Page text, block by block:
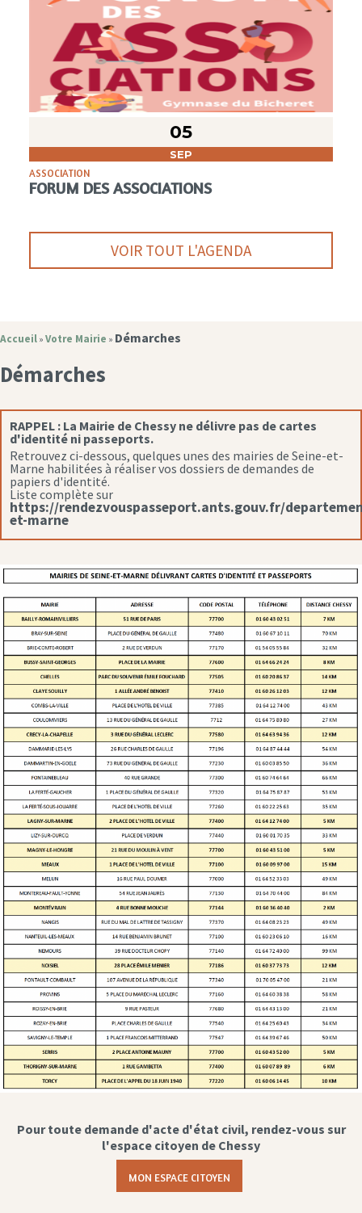
05
SEP
ASSOCIATION
FORUM DES ASSOCIATIONS
VOIR TOUT L'AGENDA
Accueil » Votre Mairie » Démarches
Démarches
RAPPEL : La Mairie de Chessy ne délivre pas de cartes
d'identité ni passeports.
Retrouvez ci-dessous, quelques unes des mairies de Seine-et-
Marne habilitées à réaliser vos dossiers de demandes de
papiers d'identité.
Liste complète sur
https://rendezvouspasseport.ants.gouv.fr/
et-marne
Pour toute demande d'acte d'état civil, rendez-vous sur
l'espace citoyen de Chessy
MON ESPACE CITOYEN